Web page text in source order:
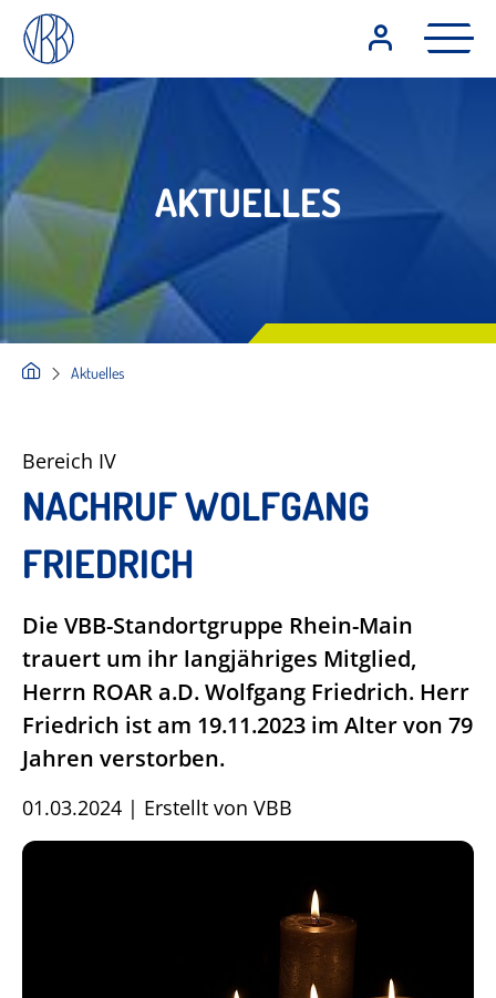
AKTUELLES
Aktuelles
Bereich IV
NACHRUF WOLFGANG
FRIEDRICH
Die VBB-Standortgruppe Rhein-Main
trauert um ihr langjähriges Mitglied,
Herrn ROAR a.D. Wolfgang Friedrich. Herr
Friedrich ist am 19.11.2023 im Alter von 79
Jahren verstorben.
01.03.2024 | Erstellt von VBB